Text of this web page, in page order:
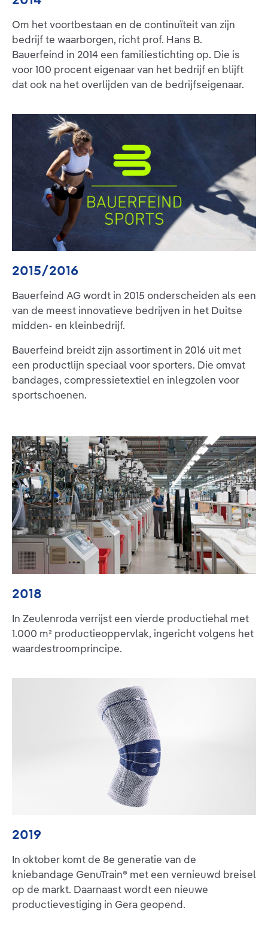
Om het voortbestaan en de continuïteit van zijn
bedrijf te waarborgen, richt prof. Hans B.
Bauerfeind in 2014 een familiestichting op. Die is
voor 100 procent eigenaar van het bedrijf en blijft
dat ook na het overlijden van de bedrijfseigenaar.
2015/2016
Bauerfeind AG wordt in 2015 onderscheiden als een
van de meest innovatieve bedrijven in het Duitse
midden- en kleinbedrijf.
Bauerfeind breidt zijn assortiment in 2016 uit met
een productlijn speciaal voor sporters. Die omvat
bandages, compressietextiel en inlegzolen voor
sportschoenen.
2018
In Zeulenroda verrijst een vierde productiehal met
1.000 m² productieoppervlak, ingericht volgens het
waardestroomprincipe.
2019
In oktober komt de 8e generatie van de
kniebandage GenuTrain® met een vernieuwd breisel
op de markt. Daarnaast wordt een nieuwe
productievestiging in Gera geopend.